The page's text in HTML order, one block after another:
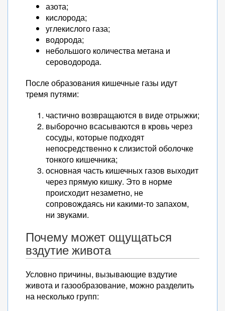
азота;
кислорода;
углекислого газа;
водорода;
небольшого количества метана и
сероводорода.
После образования кишечные газы идут
тремя путями:
частично возвращаются в виде отрыжки;
выборочно всасываются в кровь через
сосуды, которые подходят
непосредственно к слизистой оболочке
тонкого кишечника;
основная часть кишечных газов выходит
через прямую кишку. Это в норме
происходит незаметно, не
сопровождаясь ни какими-то запахом,
ни звуками.
Почему может ощущаться
вздутие живота
Условно причины, вызывающие вздутие
живота и газообразование, можно разделить
на несколько групп: